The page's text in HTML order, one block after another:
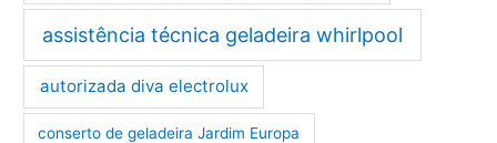
assistência técnica geladeira whirlpool
autorizada diva electrolux
conserto de geladeira Jardim Europa